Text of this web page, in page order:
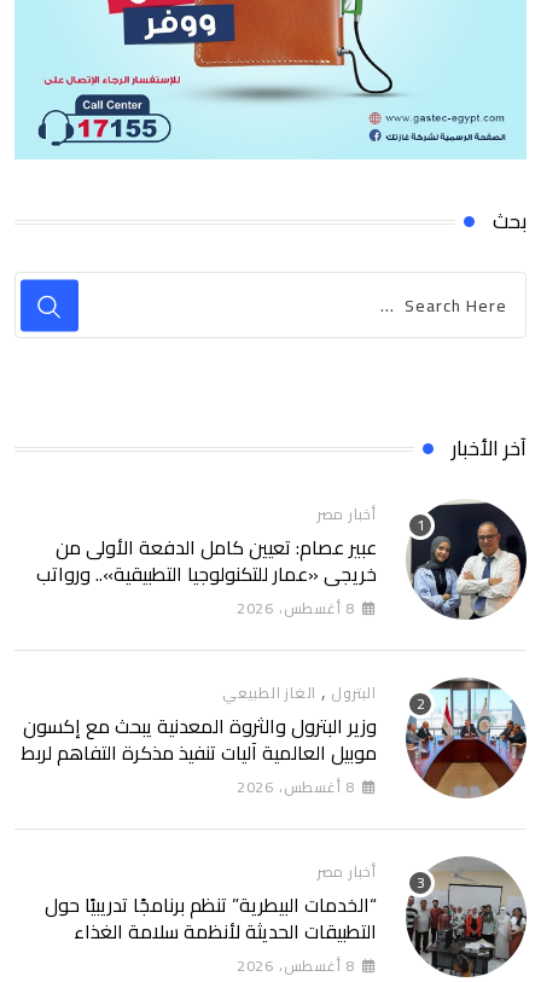
بحث
آخر الأخبار
أخبار مصر
عبير عصام: تعيين كامل الدفعة الأولى من
خريجي «عمار للتكنولوجيا التطبيقية».. ورواتب
تصل إلى 13 ألف جنيه
8 أغسطس، 2026
البترول , الغاز الطبيعي
وزير البترول والثروة المعدنية يبحث مع إكسون
موبيل العالمية آليات تنفيذ مذكرة التفاهم لربط
اكتشافات الشركة في قبرص بالبنية التحتية
المصرية
8 أغسطس، 2026
أخبار مصر
“الخدمات البيطرية” تنظم برنامجًا تدريبيًا حول
التطبيقات الحديثة لأنظمة سلامة الغذاء
8 أغسطس، 2026